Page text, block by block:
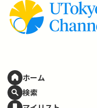
ホーム
検索